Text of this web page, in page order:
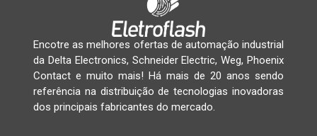
Encotre as melhores ofertas de automação industrial
da Delta Electronics, Schneider Electric, Weg, Phoenix
Contact e muito mais! Há mais de 20 anos sendo
referência na distribuição de tecnologias inovadoras
dos principais fabricantes do mercado.